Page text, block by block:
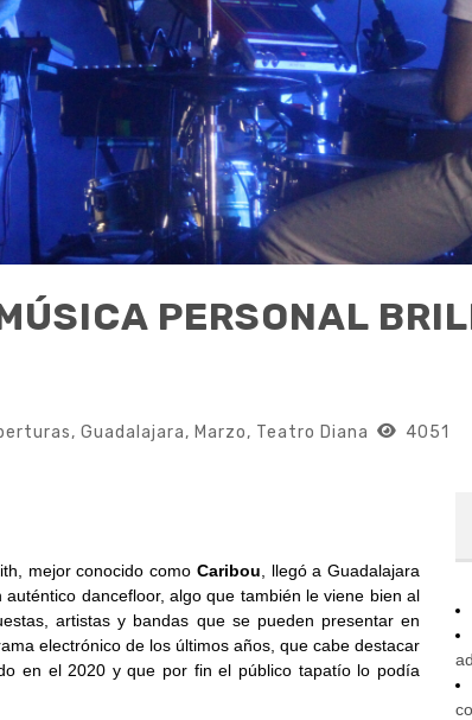
PERSONAL
, Guadalajara, Marzo, Teatro Diana 4051
mejor conocido como Caribou , llegó a Guadalajara
dancefloor, algo que también le viene bien al
artistas y bandas que se pueden presentar en
electrónico de los últimos años, que cabe destacar
en el 2020 y que por fin el público tapatío lo podía